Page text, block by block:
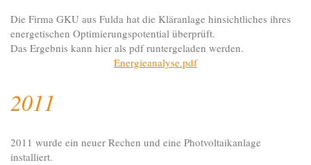
Die Firma GKU aus Fulda hat die Kläranlage hinsichtliches ihres
energetischen Optimierungspotential überprüft.
Das Ergebnis kann hier als pdf runtergeladen werden.
Energieanalyse.pdf
2011
2011 wurde ein neuer Rechen und eine Photvoltaikanlage
installiert.